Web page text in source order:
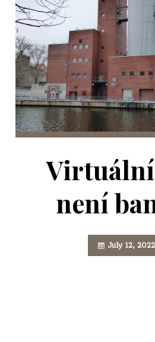
není
July 12, 2022